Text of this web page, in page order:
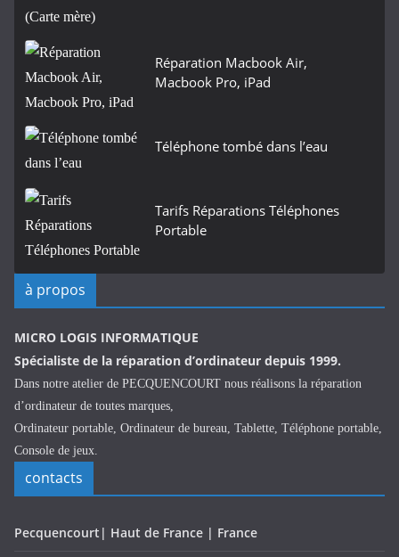
Réparation Macbook Air,
Macbook Pro, iPad
Téléphone tombé dans l’eau
Tarifs Réparations Téléphones
Portable
à propos
MICRO LOGIS INFORMATIQUE
Spécialiste de la réparation d’ordinateur depuis 1999.
Dans notre atelier de PECQUENCOURT nous réalisons la réparation
d’ordinateur de toutes marques,
Ordinateur portable, Ordinateur de bureau, Tablette, Téléphone portable,
Console de jeux.
contacts
Pecquencourt| Haut de France | France